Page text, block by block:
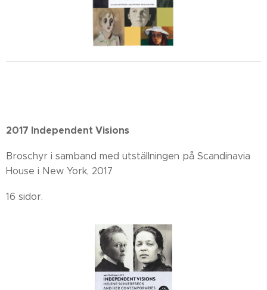
2017 Independent Visions
Broschyr i samband med utställningen på Scandinavia
House i New York, 2017
16 sidor.